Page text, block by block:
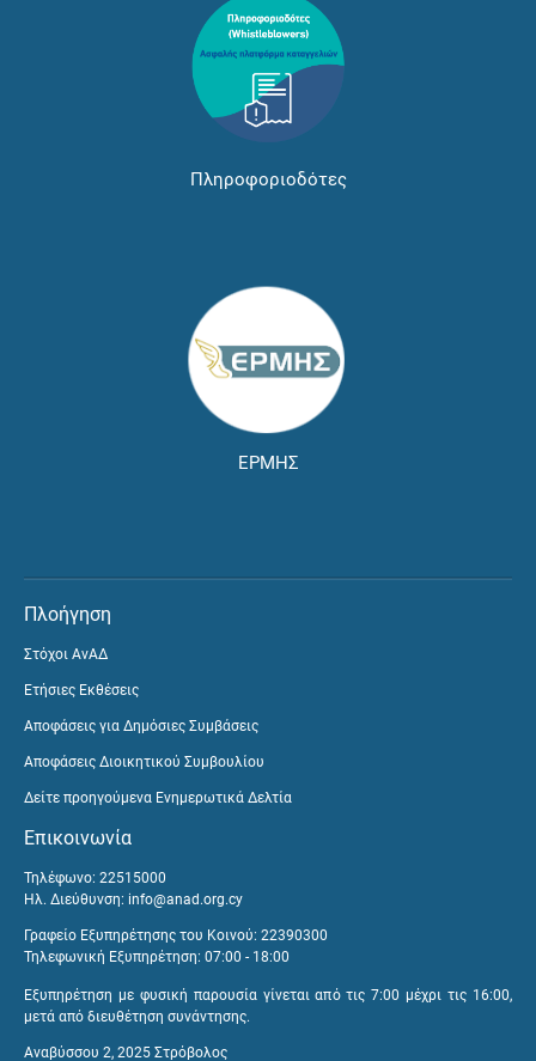
Πληροφοριοδότες
ΕΡΜΗΣ
Πλοήγηση
Στόχοι ΑνΑΔ
Ετήσιες Εκθέσεις
Αποφάσεις για Δημόσιες Συμβάσεις
Αποφάσεις Διοικητικού Συμβουλίου
Δείτε προηγούμενα Ενημερωτικά Δελτία
Επικοινωνία
Τηλέφωνο: 22515000
Ηλ. Διεύθυνση: info@anad.org.cy
Γραφείο Εξυπηρέτησης του Κοινού: 22390300
Τηλεφωνική Εξυπηρέτηση: 07:00 - 18:00
Εξυπηρέτηση με φυσική παρουσία γίνεται από τις 7:00 μέχρι τις 16:00,
μετά από διευθέτηση συνάντησης.
Αναβύσσου 2, 2025 Στρόβολος